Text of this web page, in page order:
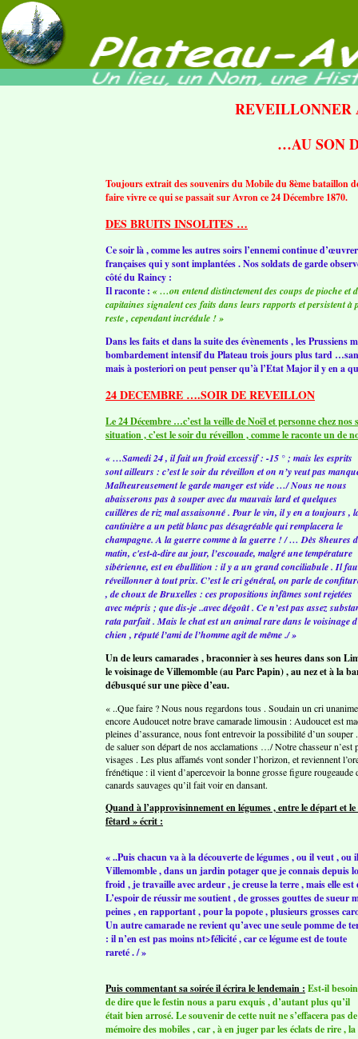
…AU SON
Toujours extrait des souvenirs du Mobile du 8ème bataillon
faire vivre ce qui se passait sur Avron ce 24 Décembre 1870.
DES BRUITS INSOLITES …
Ce soir là , comme les autres soirs l’ennemi continue
françaises qui y sont implantées . Nos soldats de garde
côté du Raincy :
Il raconte : « …on entend distinctement des coups de pioche et
capitaines signalent ces faits dans leurs rapports et persistent
reste , cependant incrédule ! »
Dans les faits et dans la suite des évènements , les
bombardement intensif du Plateau trois jours plus tard
mais à posteriori on peut penser qu’à l’Etat Major il y en a
24 DECEMBRE ….SOIR DE REVEILLON
Le 24 Décembre …c’est la veille de Noël et personne chez
situation , c’est le soir du réveillon , comme le raconte un de
« …Samedi 24 , il fait un froid excessif : -15 ° ; mais les esprits
sont ailleurs : c’est le soir du réveillon et on n’y veut pas
Malheureusement le garde manger est vide …/ Nous ne nous
abaisserons pas à souper avec du mauvais lard et quelques
cuillères de riz mal assaisonné . Pour le vin, il y en a toujours ,
cantinière a un petit blanc pas désagréable qui remplacera le
champagne. A la guerre comme à la guerre ! / … Dès 8heures
matin, c'est-à-dire au jour, l’escouade, malgré une température
sibérienne, est en ébullition : il y a un grand conciliabule . Il
réveillonner à tout prix. C’est le cri général, on parle de
, de choux de Bruxelles : ces propositions infâmes sont rejetées
avec mépris ; que dis-je ..avec dégoût . Ce n’est pas assez
rata parfait . Mais le chat est un animal rare dans le voisinage
chien , réputé l’ami de l’homme agit de même ./ »
Un de leurs camarades , braconnier à ses heures dans son
le voisinage de Villemomble (au Parc Papin) , au nez et à la
débusqué sur une pièce d’eau.
« ..Que faire ? Nous nous regardons tous . Soudain un cri
encore Audoucet notre brave camarade limousin : Audoucet est
pleines d’assurance, nous font entrevoir la possibilité d’un
de saluer son départ de nos acclamations …/ Notre chasseur
visages . Les plus affamés vont sonder l’horizon, et reviennent
frénétique : il vient d’apercevoir la bonne grosse figure
canards sauvages qu’il fait voir en dansant.
Quand à l’approvisinnement en légumes , entre le départ et
fêtard » écrit :
« ..Puis chacun va à la découverte de légumes , ou il veut ,
Villemomble , dans un jardin potager que je connais depuis
froid , je travaille avec ardeur , je creuse la terre , mais elle
L’espoir de réussir me soutient , de grosses gouttes de
peines , en rapportant , pour la popote , plusieurs grosses
Un autre camarade ne revient qu’avec uneseule pomme de
: il n’en est pas moins nt>félicité , car ce légume est de toute
rareté . / »
Puis commentant sa soirée il écrira le lendemain : Est-il besoin
de dire que le festin nous a paru exquis , d’autant plus qu’il
était bien arrosé. Le souvenir de cette nuit ne s’effacera pas
mémoire des mobiles , car , à en juger par les éclats de rire , la